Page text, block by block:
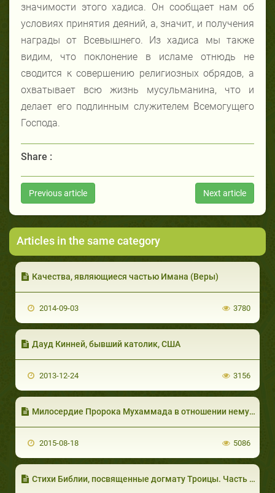
значимости этого хадиса. Он сообщает нам об
условиях принятия деяний, а, значит, и получения
награды от Всевышнего. Из хадиса мы также
видим, что поклонение в исламе отнюдь не
сводится к совершению религиозных обрядов, а
охватывает всю жизнь мусульманина, что и
делает его подлинным служителем Всемогущего
Господа.
Share :
Previous article Next article
Articles in the same category
Качества, являющиеся частью Имана (Веры)
2014-09-03 3780
Дауд Кинней, бывший католик, США
2013-12-24 3156
Милосердие Пророка Мухаммада в отношении немусульман. Часть 2 из 2
2015-08-18 5086
Стихи Библии, посвященные догмату Троицы. Часть 3 из 4: Альфа и Омега - I